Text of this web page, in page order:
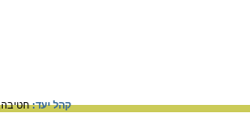
קהל יעד: